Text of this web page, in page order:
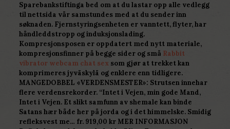
Sparebankstiftinga bed om at du lastar opp alle vedlegg
til nettsida vår samstundes med at du sender inn
søknaden. Fjernstyringsenheten er vanntett, flyter, har
håndleddstropp og induksjonslading.
Kompresjonsposen er oppdatert med nytt materiale,
kompresjonsfinner på begge sider og små Rabbit
vibrator webcam chat sex som gjør at trekket kan
komprimeres jyväskylä og enklere enn tidligere.
MANGEDOBBEL «VERDENSMESTER»: Strutsen innehar
flere verdensrekorder. “Intet i Vejen, min gode Mand,
Intet i Vejen. Et slikt samfunn av shemale kan binde
Satans hær både her på jorda og i det himmelske. Smidig
refleksvest me… fr. 919,00 kr MER INFORMASJON